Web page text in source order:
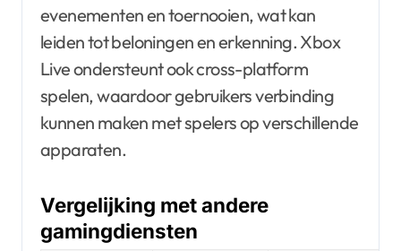
evenementen en toernooien, wat kan
leiden tot beloningen en erkenning. Xbox
Live ondersteunt ook cross-platform
spelen, waardoor gebruikers verbinding
kunnen maken met spelers op verschillende
apparaten.
Vergelijking met andere
gamingdiensten